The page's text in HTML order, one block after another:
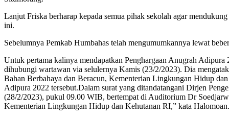
Lanjut Friska berharap kepada semua pihak sekolah agar
ini.
Sebelumnya Pemkab Humbahas telah mengumumkannya lewat
Untuk pertama kalinya mendapatkan Penghargaan Anugrah
dihubungi wartawan via selulernya Kamis (23/2/2023). Dia
Bahan Berbahaya dan Beracun, Kementerian Lingkungan Hidup
Adipura 2022 tersebut.Dalam surat yang ditandatangani Dirjen
(28/2/2023), pukul 09.00 WIB, bertempat di Auditorium Dr
Kementerian Lingkungan Hidup dan Kehutanan RI,” kata Halomoan.